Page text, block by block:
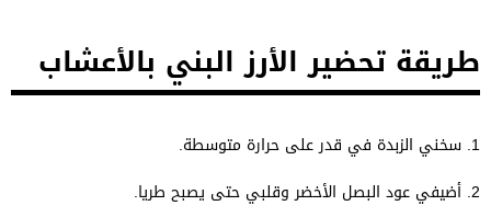
طريقة تحضير الأرز البني بالأعشاب
1. سخني الزبدة في قدر على حرارة متوسطة.
2. أضيفي عود البصل الأخضر وقلبي حتى يصبح طريا.